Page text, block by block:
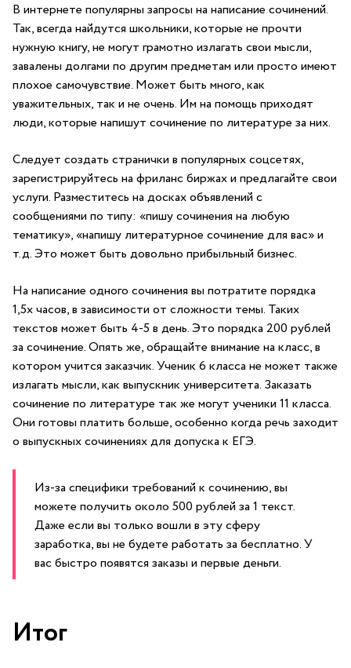
В интернете популярны запросы на написание сочинений.
Так, всегда найдутся школьники, которые не прочти
нужную книгу, не могут грамотно излагать свои мысли,
завалены долгами по другим предметам или просто имеют
плохое самочувствие. Может быть много, как
уважительных, так и не очень. Им на помощь приходят
люди, которые напишут сочинение по литературе за них.
Следует создать странички в популярных соцсетях,
зарегистрируйтесь на фриланс биржах и предлагайте свои
услуги. Разместитесь на досках объявлений с
сообщениями по типу: «пишу сочинения на любую
тематику», «напишу литературное сочинение для вас» и
т.д. Это может быть довольно прибыльный бизнес.
На написание одного сочинения вы потратите порядка
1,5х часов, в зависимости от сложности темы. Таких
текстов может быть 4-5 в день. Это порядка 200 рублей
за сочинение. Опять же, обращайте внимание на класс, в
котором учится заказчик. Ученик 6 класса не может также
излагать мысли, как выпускник университета. Заказать
сочинение по литературе так же могут ученики 11 класса.
Они готовы платить больше, особенно когда речь заходит
о выпускных сочинениях для допуска к ЕГЭ.
Из-за специфики требований к сочинению, вы
можете получить около 500 рублей за 1 текст.
Даже если вы только вошли в эту сферу
заработка, вы не будете работать за бесплатно. У
вас быстро появятся заказы и первые деньги.
Итог